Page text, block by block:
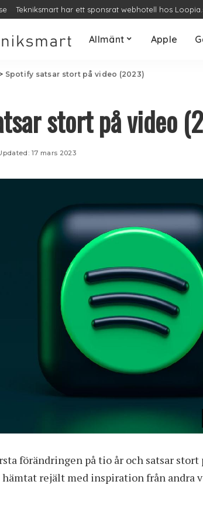
Tekniksmart har ett sponsrat webhotell hos
Allmänt Apple
> Spotify satsar stort på video (2023)
stort på video
17 mars 2023
förändringen på tio år och satsar
rejält med inspiration från andra